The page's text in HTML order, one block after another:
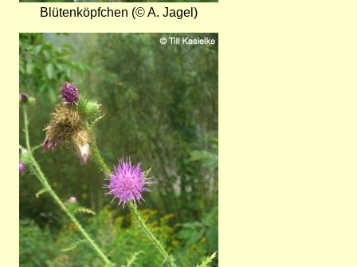
Blütenköpfchen (© A. Jagel)
Bild